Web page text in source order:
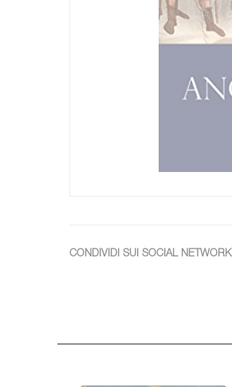
CONDIVIDI SUI SOCIAL NETWORK